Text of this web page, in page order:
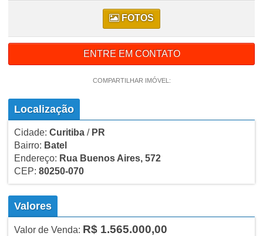
FOTOS
ENTRE EM CONTATO
COMPARTILHAR IMÓVEL:
Localização
Cidade: Curitiba/ PR
Bairro: Batel
Endereço: Rua Buenos Aires, 572
CEP: 80250-070
Valores
Valor de Venda: R$ 1.565.000,00